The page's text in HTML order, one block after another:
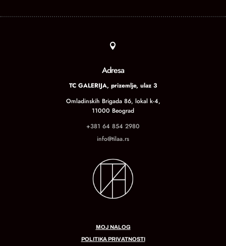

Adresa
TC GALERIJA, prizemlje, ulaz 3
Omladinskih Brigada 86, lokal k-4,
11000 Beograd
+381 64 854 2980
info@tilaa.rs
MOJ NALOG
POLITIKA PRIVATNOSTI